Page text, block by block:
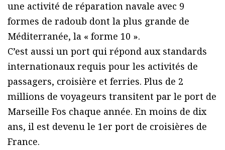
une activité de réparation navale avec 9
formes de radoub dont la plus grande de
Méditerranée, la « forme 10 ».
C’est aussi un port qui répond aux standards
internationaux requis pour les activités de
passagers, croisière et ferries. Plus de 2
millions de voyageurs transitent par le port de
Marseille Fos chaque année. En moins de dix
ans, il est devenu le 1er port de croisières de
France.